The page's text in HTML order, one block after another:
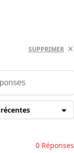
SUPPRIMER
0 Réponses